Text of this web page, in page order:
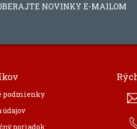
NOVINKY E-MAILOM
podmienky
údajov
poriadok